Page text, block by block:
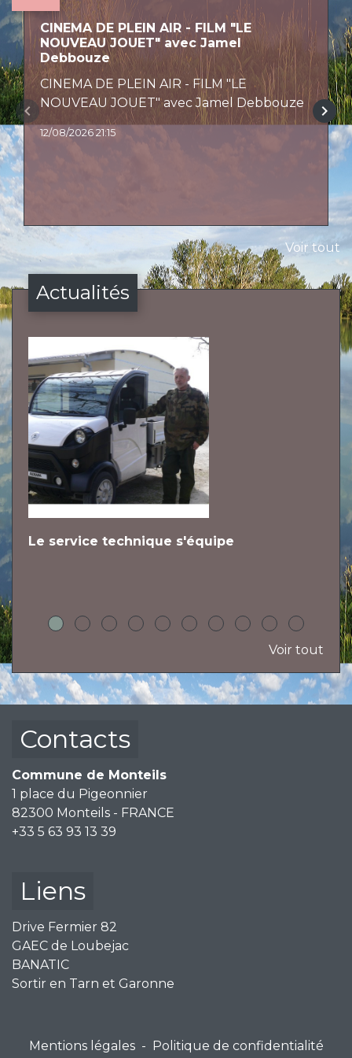
CINEMA DE PLEIN AIR - FILM "LE
NOUVEAU JOUET" avec Jamel
Debbouze
CINEMA DE PLEIN AIR - FILM "LE
NOUVEAU JOUET" avec Jamel Debbouze
12/08/2026 21:15
keyboard_arrow_left keyboard_arrow_right
Voir tout
Actualités
Le service technique s'équipe
Voir tout
Contacts
Commune de Monteils
1 place du Pigeonnier
82300 Monteils - FRANCE
+33 5 63 93 13 39
Liens
Drive Fermier 82
GAEC de Loubejac
BANATIC
Sortir en Tarn et Garonne
Mentions légales - Politique de confidentialité